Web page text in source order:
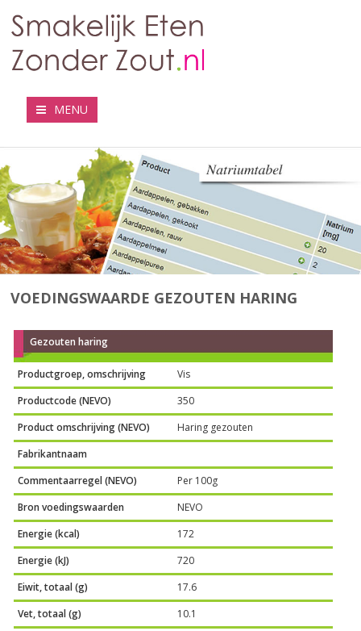
MENU
VOEDINGSWAARDE GEZOUTEN HARING
Gezouten haring
Productgroep, omschrijving
Vis
Productcode (NEVO)
350
Product omschrijving (NEVO)
Haring gezouten
Fabrikantnaam
Commentaarregel (NEVO)
Per 100g
Bron voedingswaarden
NEVO
Energie (kcal)
172
Energie (kJ)
720
Eiwit, totaal (g)
17.6
Vet, totaal (g)
10.1